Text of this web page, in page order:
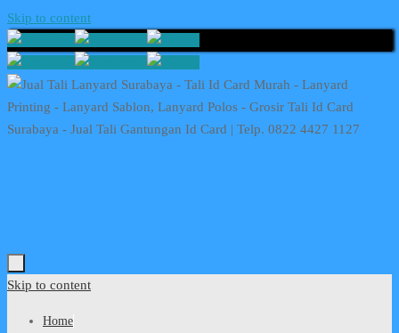
Skip to content
Skip to content
Home